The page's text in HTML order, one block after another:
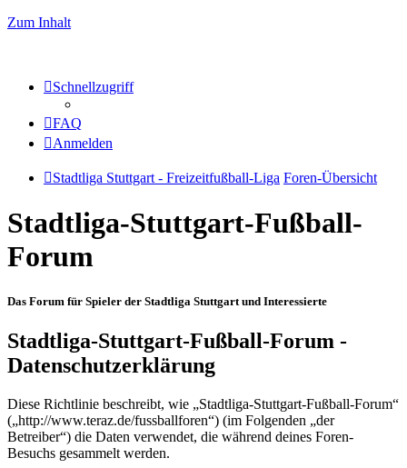
Zum Inhalt
Schnellzugriff
FAQ
Anmelden
Stadtliga Stuttgart - Freizeitfußball-Liga Foren-Übersicht
Stadtliga-Stuttgart-Fußball-
Forum
Das Forum für Spieler der Stadtliga Stuttgart und Interessierte
Stadtliga-Stuttgart-Fußball-Forum -
Datenschutzerklärung
Diese Richtlinie beschreibt, wie „Stadtliga-Stuttgart-Fußball-Forum“
(„http://www.teraz.de/fussballforen“) (im Folgenden „der
Betreiber“) die Daten verwendet, die während deines Foren-
Besuchs gesammelt werden.